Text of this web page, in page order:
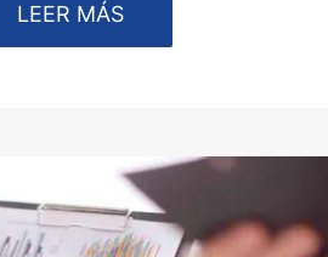
LEER MÁS